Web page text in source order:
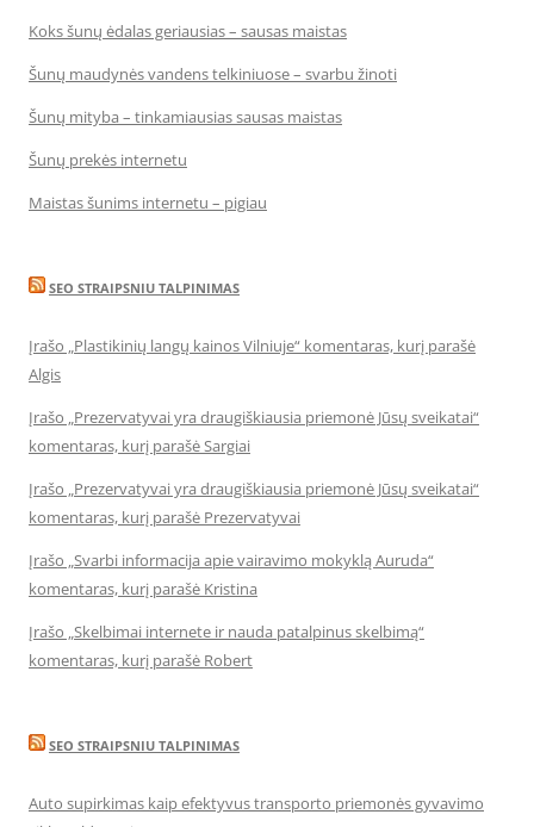
Koks šunų ėdalas geriausias – sausas maistas
Šunų maudynės vandens telkiniuose – svarbu žinoti
Šunų mityba – tinkamiausias sausas maistas
Šunų prekės internetu
Maistas šunims internetu – pigiau
SEO STRAIPSNIU TALPINIMAS
Įrašo „Plastikinių langų kainos Vilniuje“ komentaras, kurį parašė
Algis
Įrašo „Prezervatyvai yra draugiškiausia priemonė Jūsų sveikatai“
komentaras, kurį parašė Sargiai
Įrašo „Prezervatyvai yra draugiškiausia priemonė Jūsų sveikatai“
komentaras, kurį parašė Prezervatyvai
Įrašo „Svarbi informacija apie vairavimo mokyklą Auruda“
komentaras, kurį parašė Kristina
Įrašo „Skelbimai internete ir nauda patalpinus skelbimą“
komentaras, kurį parašė Robert
SEO STRAIPSNIU TALPINIMAS
Auto supirkimas kaip efektyvus transporto priemonės gyvavimo